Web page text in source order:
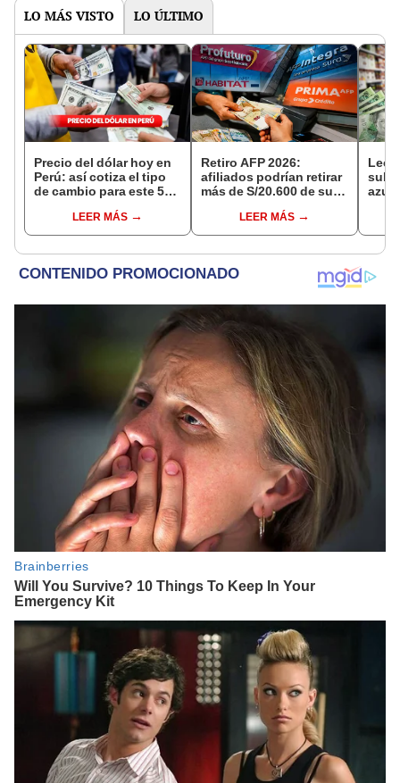
LO MÁS VISTO LO ÚLTIMO
Precio del dólar hoy en
Perú: así cotiza el tipo
de cambio para este 5
LEER MÁS
Retiro AFP 2026:
afiliados podrían retirar
más de S/20.600 de sus
aprueba nuevo
proyecto de ley de 4 UIT
LEER MÁS
azul